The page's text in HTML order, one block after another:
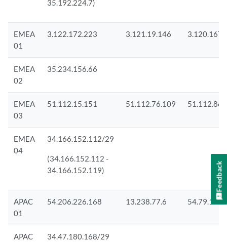
35.192.224.7)
EMEA
01
3.122.172.223 3.121.19.146
EMEA
02
35.234.156.66
EMEA
03
51.112.15.151 51.112.76.109
EMEA
04
34.166.152.112/29
(34.166.152.112 -
34.166.152.119)
APAC
01
54.206.226.168 13.238.77.6
APAC
34.47.180.168/29
Feedback